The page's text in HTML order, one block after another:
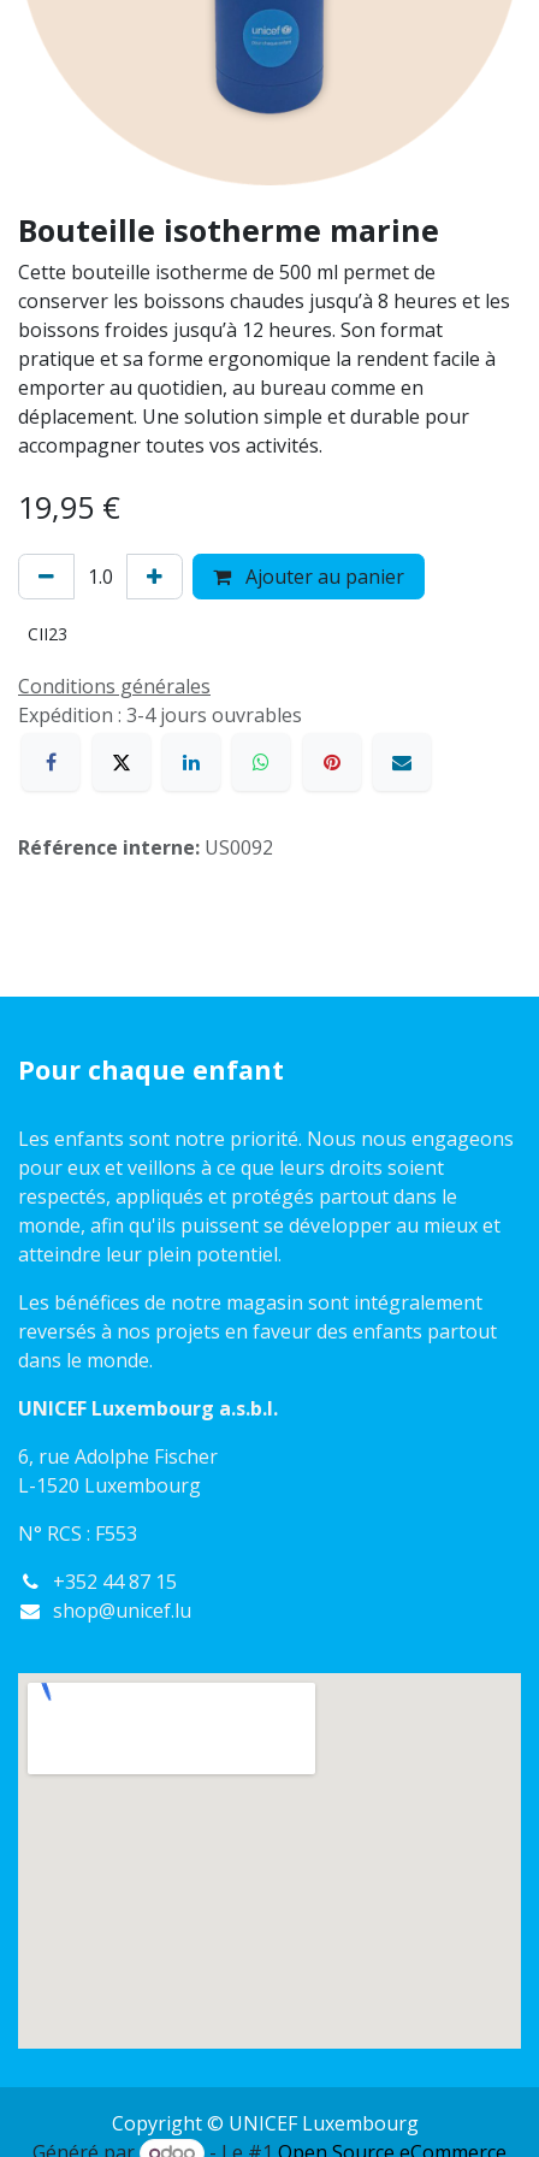
Bouteille isotherme marine
Cette bouteille isotherme de 500 ml permet de
conserver les boissons chaudes jusqu’à 8 heures et les
boissons froides jusqu’à 12 heures. Son format
pratique et sa forme ergonomique la rendent facile à
emporter au quotidien, au bureau comme en
déplacement. Une solution simple et durable pour
accompagner toutes vos activités.
19,95 €
Ajouter au panier
CII23
Conditions générales
Expédition : 3-4 jours ouvrables
Référence interne: US0092
Pour chaque enfant
Les enfants sont notre priorité. Nous nous engageons
pour eux et veillons à ce que leurs droits soient
respectés, appliqués et protégés partout dans le
monde, afin qu'ils puissent se développer au mieux et
atteindre leur plein potentiel.
Les bénéfices de notre magasin sont intégralement
reversés à nos projets en faveur des enfants partout
dans le monde.
UNICEF Luxembourg a.s.b.l.
6, rue Adolphe Fischer
L-1520 Luxembourg
N° RCS : F553
+352 44 87 15
shop@unicef.lu
Copyright © UNICEF Luxembourg